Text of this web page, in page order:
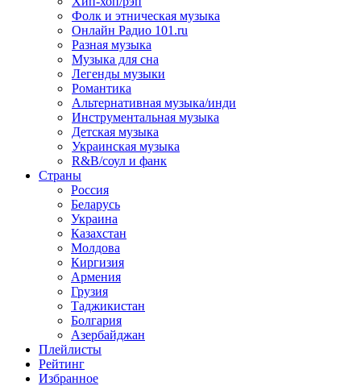
Фолк и этническая музыка
Онлайн Радио 101.ru
Разная музыка
Музыка для сна
Легенды музыки
Романтика
Альтернативная музыка/инди
Инструментальная музыка
Детская музыка
Украинская музыка
R&B/cоул и фанк
Страны
Россия
Беларусь
Украина
Казахстан
Молдова
Киргизия
Армения
Грузия
Таджикистан
Болгария
Азербайджан
Плейлисты
Рейтинг
Избранное